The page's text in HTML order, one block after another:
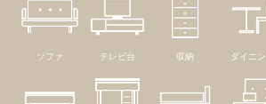
ソファ テレビ台 収納 ダイニ